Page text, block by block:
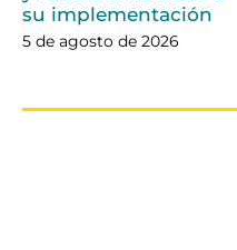
su implementación
5 de agosto de 2026